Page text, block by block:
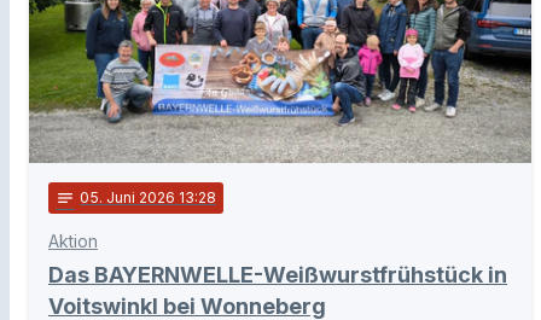
notes 05. Juni 2026 13:28
Aktion
Das BAYERNWELLE-Weißwurstfrühstück in
Voitswinkl bei Wonneberg